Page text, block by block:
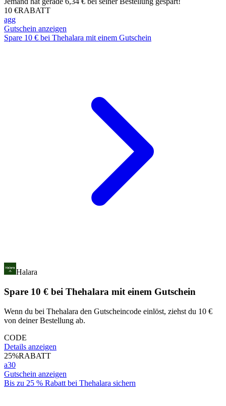
10 €RABATT
agg
Gutschein anzeigen
Spare 10 € bei Thehalara mit einem Gutschein
Halara
Spare 10 € bei Thehalara mit einem Gutschein
Wenn du bei Thehalara den Gutscheincode einlöst, ziehst du 10 €
von deiner Bestellung ab.
CODE
Details anzeigen
25%RABATT
a30
Gutschein anzeigen
Bis zu 25 % Rabatt bei Thehalara sichern